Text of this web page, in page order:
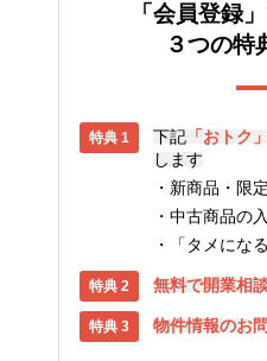
「会員登録
３つの特
下記 「おトク
します
新商品・限
中古商品の
「タメにな
無料で開業相
物件情報のお